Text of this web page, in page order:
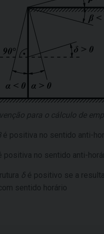
para o cálculo de
é positiva no sentido anti-
positiva no sentido anti-
δ é positivo se a
sentido horário